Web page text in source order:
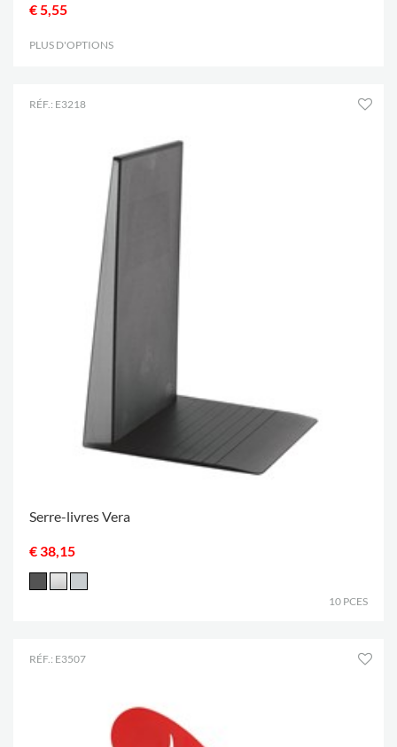
€ 5,55
PLUS D'OPTIONS
RÉF.: E3218
Serre-livres Vera
€ 38,15
10 PCES
RÉF.: E3507